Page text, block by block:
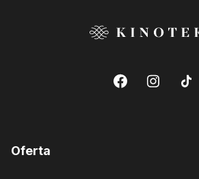
Oferta